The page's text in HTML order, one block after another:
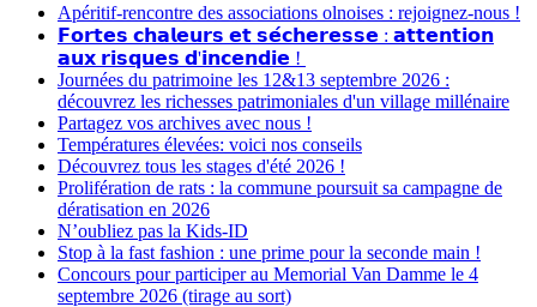
Apéritif-rencontre des associations olnoises : rejoignez-nous !
𝗙𝗼𝗿𝘁𝗲𝘀 𝗰𝗵𝗮𝗹𝗲𝘂𝗿𝘀 𝗲𝘁 𝘀𝗲́𝗰𝗵𝗲𝗿𝗲𝘀𝘀𝗲 : 𝗮𝘁𝘁𝗲𝗻𝘁𝗶𝗼𝗻
𝗮𝘂𝘅 𝗿𝗶𝘀𝗾𝘂𝗲𝘀 𝗱'𝗶𝗻𝗰𝗲𝗻𝗱𝗶𝗲 !
Journées du patrimoine les 12&13 septembre 2026 :
découvrez les richesses patrimoniales d'un village millénaire
Partagez vos archives avec nous !
Températures élevées: voici nos conseils
Découvrez tous les stages d'été 2026 !
Prolifération de rats : la commune poursuit sa campagne de
dératisation en 2026
N’oubliez pas la Kids-ID
Stop à la fast fashion : une prime pour la seconde main !
Concours pour participer au Memorial Van Damme le 4
septembre 2026 (tirage au sort)